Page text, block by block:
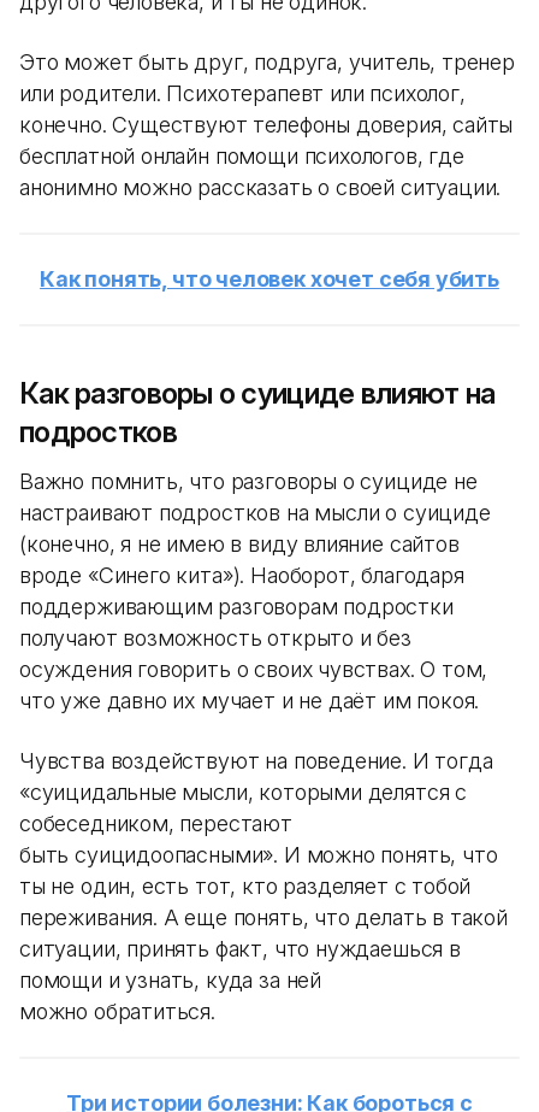
Это может быть друг, подруга, учитель, тренер
или родители. Психотерапевт или психолог,
конечно. Существуют телефоны доверия, сайты
бесплатной онлайн помощи психологов, где
анонимно можно рассказать о своей ситуации.
Как понять, что человек хочет себя убить
Как разговоры о суициде влияют на
подростков
Важно помнить, что разговоры о суициде не
настраивают подростков на мысли о суициде
(конечно, я не имею в виду влияние сайтов
вроде «Синего кита»). Наоборот, благодаря
поддерживающим разговорам подростки
получают возможность открыто и без
осуждения говорить о своих чувствах. О том,
что уже давно их мучает и не даёт им покоя.
Чувства воздействуют на поведение. И тогда
«суицидальные мысли, которыми делятся с
собеседником, перестают
быть суицидоопасными». И можно понять, что
ты не один, есть тот, кто разделяет с тобой
переживания. А еще понять, что делать в такой
ситуации, принять факт, что нуждаешься в
помощи и узнать, куда за ней
можно обратиться.
Три истории болезни: Как бороться с